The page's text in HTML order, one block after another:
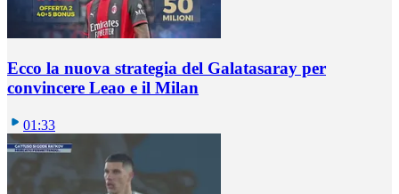
Ecco la nuova strategia del Galatasaray per
convincere Leao e il Milan
01:33